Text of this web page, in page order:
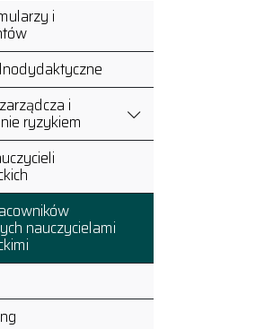
i
i
ryzykiem
nauczycielami